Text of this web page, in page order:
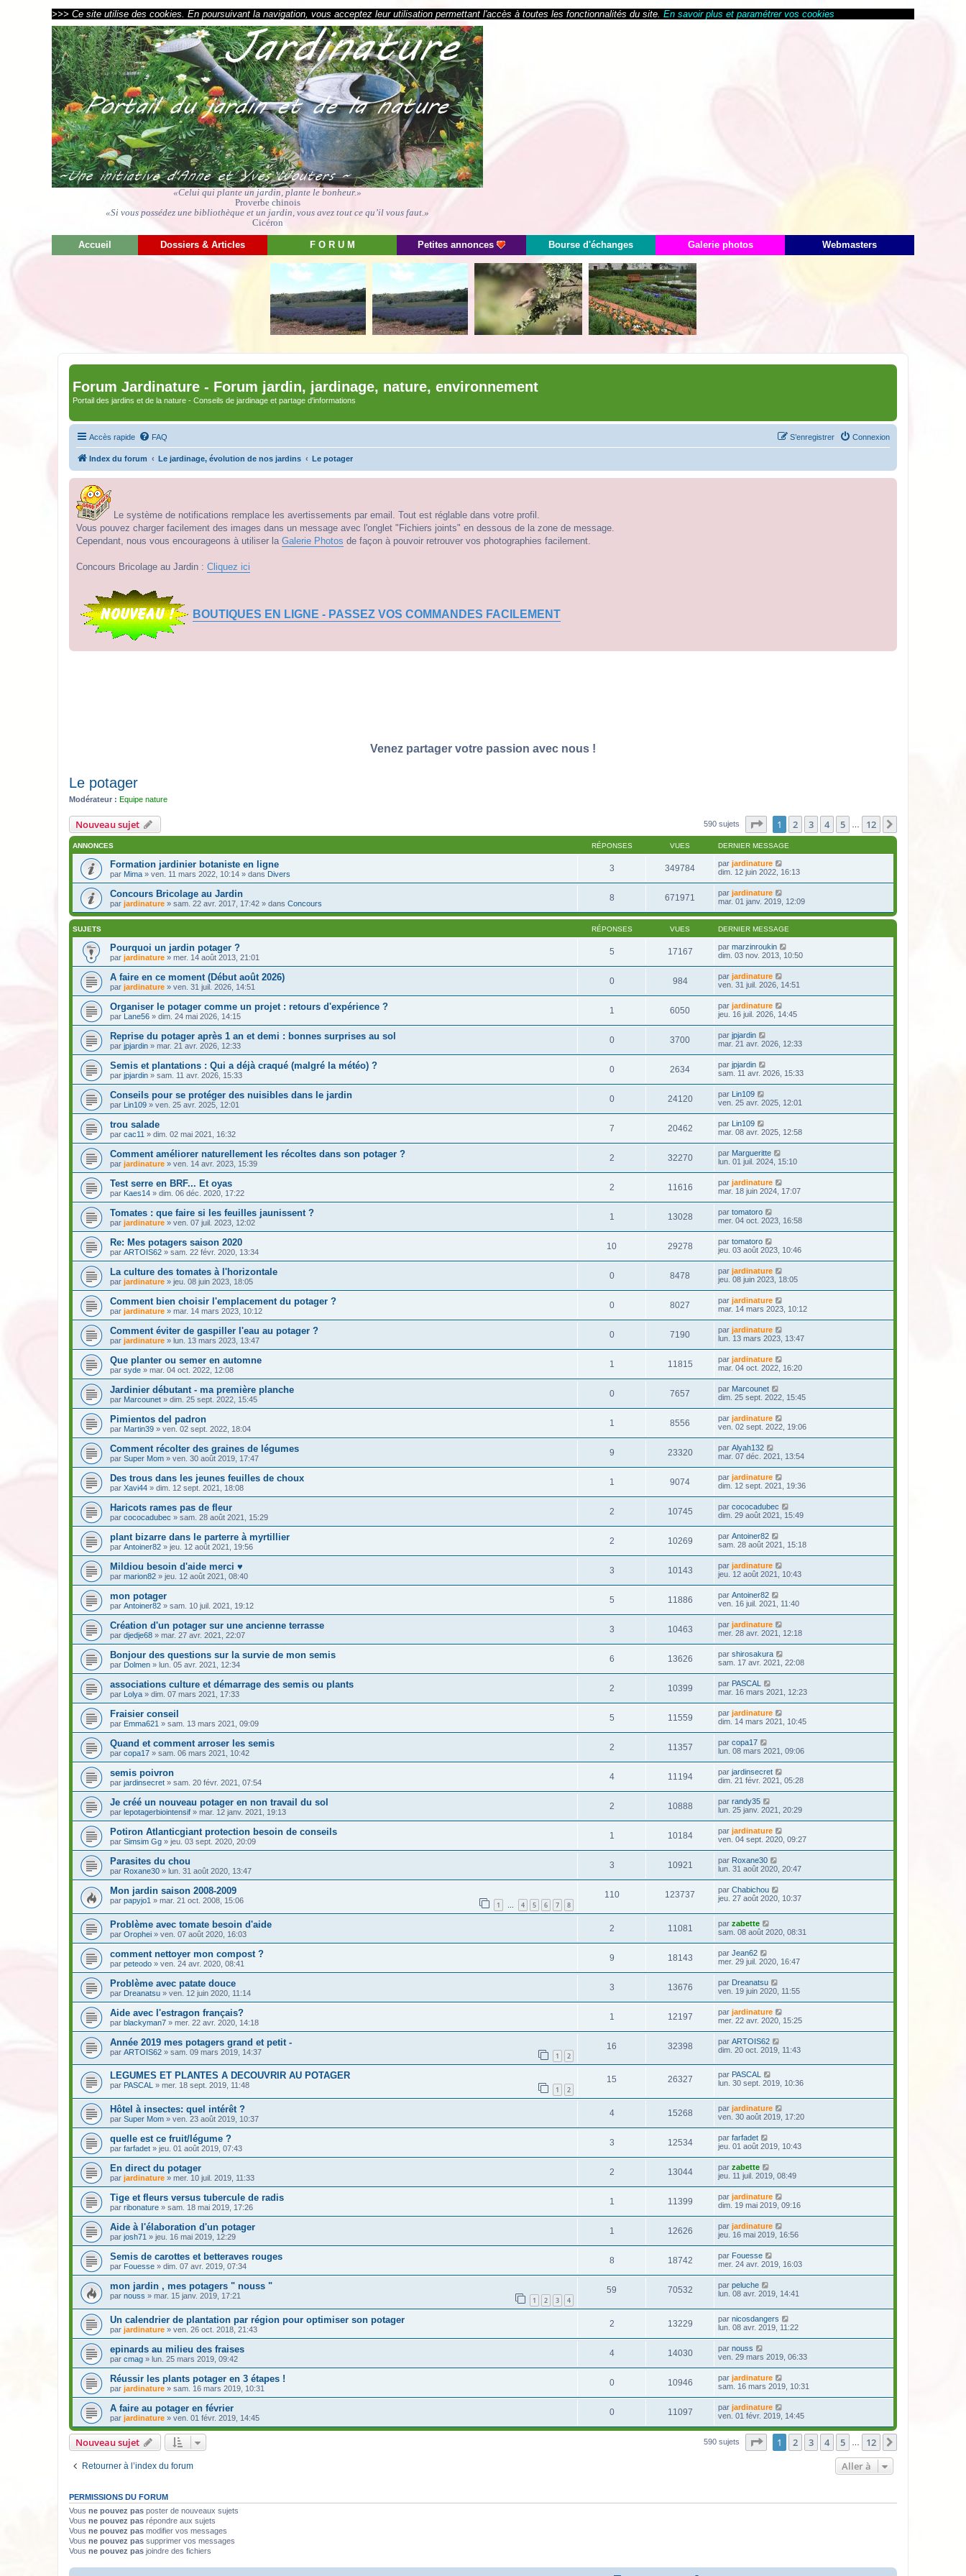
>>> Ce site utilise des cookies. En poursuivant la navigation, vous acceptez leur utilisation permettant l'accès à toutes les fonctionnalités du site. En savoir plus et paramétrer vos cookies
«Celui qui plante un jardin, plante le bonheur.»
Proverbe chinois
«Si vous possédez une bibliothèque et un jardin, vous avez tout ce qu’il vous faut.»
Cicéron
Accueil Dossiers & Articles F O R U M Petites annonces Bourse d'échanges Galerie photos Webmasters
Forum Jardinature - Forum jardin, jardinage, nature, environnement
Portail des jardins et de la nature - Conseils de jardinage et partage d'informations
Accès rapide FAQ Connexion
S’enregistrer
Index du forum Le jardinage, évolution de nos jardins Le potager
Le système de notifications remplace les avertissements par email. Tout est réglable dans votre profil.
Vous pouvez charger facilement des images dans un message avec l'onglet "Fichiers joints" en dessous de la zone de message.
Cependant, nous vous encourageons à utiliser la Galerie Photos de façon à pouvoir retrouver vos photographies facilement.
Concours Bricolage au Jardin : Cliquez ici
BOUTIQUES EN LIGNE - PASSEZ VOS COMMANDES FACILEMENT
Venez partager votre passion avec nous !
Le potager
Modérateur : Equipe nature
Nouveau sujet 590 sujets Page sur12
1 2 3 4 5 12
ANNONCES RÉPONSES VUES DERNIER MESSAGE
Formation jardinier botaniste en ligne
par Mima » ven. 11 mars 2022, 10:14 » dans Divers
3 349784 par jardinature
dim. 12 juin 2022, 16:13
Concours Bricolage au Jardin
par jardinature » sam. 22 avr. 2017, 17:42 » dans Concours
8 671971 par jardinature
mar. 01 janv. 2019, 12:09
SUJETS RÉPONSES VUES DERNIER MESSAGE
Pourquoi un jardin potager ?
par jardinature » mer. 14 août 2013, 21:01
5 17167 par marzinroukin
dim. 03 nov. 2013, 10:50
A faire en ce moment (Début août 2026)
par jardinature » ven. 31 juil. 2026, 14:51
0 984 par jardinature
ven. 31 juil. 2026, 14:51
Organiser le potager comme un projet : retours d'expérience ?
par Lane56 » dim. 24 mai 2026, 14:15
1 6050 par jardinature
jeu. 16 juil. 2026, 14:45
Reprise du potager après 1 an et demi : bonnes surprises au sol
par jpjardin » mar. 21 avr. 2026, 12:33
0 3700 par jpjardin
mar. 21 avr. 2026, 12:33
Semis et plantations : Qui a déjà craqué (malgré la météo) ?
par jpjardin » sam. 11 avr. 2026, 15:33
0 2634 par jpjardin
sam. 11 avr. 2026, 15:33
Conseils pour se protéger des nuisibles dans le jardin
par Lin109 » ven. 25 avr. 2025, 12:01
0 24120 par Lin109
ven. 25 avr. 2025, 12:01
trou salade
par cac11 » dim. 02 mai 2021, 16:32
7 20462 par Lin109
mar. 08 avr. 2025, 12:58
Comment améliorer naturellement les récoltes dans son potager ?
par jardinature » ven. 14 avr. 2023, 15:39
2 32270 par Margueritte
lun. 01 juil. 2024, 15:10
Test serre en BRF... Et oyas
par Kaes14 » dim. 06 déc. 2020, 17:22
2 11616 par jardinature
mar. 18 juin 2024, 17:07
Tomates : que faire si les feuilles jaunissent ?
par jardinature » ven. 07 juil. 2023, 12:02
1 13028 par tomatoro
mer. 04 oct. 2023, 16:58
Re: Mes potagers saison 2020
par ARTOIS62 » sam. 22 févr. 2020, 13:34
10 29278 par tomatoro
jeu. 03 août 2023, 10:46
La culture des tomates à l'horizontale
par jardinature » jeu. 08 juin 2023, 18:05
0 8478 par jardinature
jeu. 08 juin 2023, 18:05
Comment bien choisir l'emplacement du potager ?
par jardinature » mar. 14 mars 2023, 10:12
0 8027 par jardinature
mar. 14 mars 2023, 10:12
Comment éviter de gaspiller l'eau au potager ?
par jardinature » lun. 13 mars 2023, 13:47
0 7190 par jardinature
lun. 13 mars 2023, 13:47
Que planter ou semer en automne
par syde » mar. 04 oct. 2022, 12:08
1 11815 par jardinature
mar. 04 oct. 2022, 16:20
Jardinier débutant - ma première planche
par Marcounet » dim. 25 sept. 2022, 15:45
0 7657 par Marcounet
dim. 25 sept. 2022, 15:45
Pimientos del padron
par Martin39 » ven. 02 sept. 2022, 18:04
1 8556 par jardinature
ven. 02 sept. 2022, 19:06
Comment récolter des graines de légumes
par Super Mom » ven. 30 août 2019, 17:47
9 23320 par Alyah132
mar. 07 déc. 2021, 13:54
Des trous dans les jeunes feuilles de choux
par Xavi44 » dim. 12 sept. 2021, 18:08
1 9074 par jardinature
dim. 12 sept. 2021, 19:36
Haricots rames pas de fleur
par cococadubec » sam. 28 août 2021, 15:29
2 10745 par cococadubec
dim. 29 août 2021, 15:49
plant bizarre dans le parterre à myrtillier
par Antoiner82 » jeu. 12 août 2021, 19:56
2 10269 par Antoiner82
sam. 28 août 2021, 15:18
Mildiou besoin d'aide merci ♥
par marion82 » jeu. 12 août 2021, 08:40
3 10143 par jardinature
jeu. 12 août 2021, 10:43
mon potager
par Antoiner82 » sam. 10 juil. 2021, 19:12
5 11886 par Antoiner82
ven. 16 juil. 2021, 11:40
Création d'un potager sur une ancienne terrasse
par djedje68 » mar. 27 avr. 2021, 22:07
3 10463 par jardinature
mer. 28 avr. 2021, 12:18
Bonjour des questions sur la survie de mon semis
par Dolmen » lun. 05 avr. 2021, 12:34
6 13626 par shirosakura
sam. 17 avr. 2021, 22:08
associations culture et démarrage des semis ou plants
par Lolya » dim. 07 mars 2021, 17:33
2 10399 par PASCAL
mar. 16 mars 2021, 12:23
Fraisier conseil
par Emma621 » sam. 13 mars 2021, 09:09
5 11559 par jardinature
dim. 14 mars 2021, 10:45
Quand et comment arroser les semis
par copa17 » sam. 06 mars 2021, 10:42
2 11357 par copa17
lun. 08 mars 2021, 09:06
semis poivron
par jardinsecret » sam. 20 févr. 2021, 07:54
4 11194 par jardinsecret
dim. 21 févr. 2021, 05:28
Je créé un nouveau potager en non travail du sol
par lepotagerbiointensif » mar. 12 janv. 2021, 19:13
2 10888 par randy35
lun. 25 janv. 2021, 20:29
Potiron Atlanticgiant protection besoin de conseils
par Simsim Gg » jeu. 03 sept. 2020, 20:09
1 10184 par jardinature
ven. 04 sept. 2020, 09:27
Parasites du chou
par Roxane30 » lun. 31 août 2020, 13:47
3 10921 par Roxane30
lun. 31 août 2020, 20:47
Mon jardin saison 2008-2009
par papyjo1 » mar. 21 oct. 2008, 15:06 1 … 4 5 6 7 8
110 123737 par Chabichou
jeu. 27 août 2020, 10:37
Problème avec tomate besoin d'aide
par Orophei » ven. 07 août 2020, 16:03
2 11081 par zabette
sam. 08 août 2020, 08:31
comment nettoyer mon compost ?
par peteodo » ven. 24 avr. 2020, 08:41
9 18143 par Jean62
mer. 29 juil. 2020, 16:47
Problème avec patate douce
par Dreanatsu » ven. 12 juin 2020, 11:14
3 13676 par Dreanatsu
ven. 19 juin 2020, 11:55
Aide avec l'estragon français?
par blackyman7 » mer. 22 avr. 2020, 14:18
1 12197 par jardinature
mer. 22 avr. 2020, 15:25
Année 2019 mes potagers grand et petit -
par ARTOIS62 » sam. 09 mars 2019, 14:37 1 2
16 32398 par ARTOIS62
dim. 20 oct. 2019, 11:43
LEGUMES ET PLANTES A DECOUVRIR AU POTAGER
par PASCAL » mer. 18 sept. 2019, 11:48 1 2
15 26327 par PASCAL
lun. 30 sept. 2019, 10:36
Hôtel à insectes: quel intérêt ?
par Super Mom » ven. 23 août 2019, 10:37
4 15268 par jardinature
ven. 30 août 2019, 17:20
quelle est ce fruit/légume ?
par farfadet » jeu. 01 août 2019, 07:43
3 12534 par farfadet
jeu. 01 août 2019, 10:43
En direct du potager
par jardinature » mer. 10 juil. 2019, 11:33
2 13044 par zabette
jeu. 11 juil. 2019, 08:49
Tige et fleurs versus tubercule de radis
par ribonature » sam. 18 mai 2019, 17:26
1 11399 par jardinature
dim. 19 mai 2019, 09:16
Aide à l'élaboration d'un potager
par josh71 » jeu. 16 mai 2019, 12:29
1 12626 par jardinature
jeu. 16 mai 2019, 16:56
Semis de carottes et betteraves rouges
par Fouesse » dim. 07 avr. 2019, 07:34
8 18742 par Fouesse
mer. 24 avr. 2019, 16:03
mon jardin , mes potagers " nouss "
par nouss » mar. 15 janv. 2019, 17:21 1 2 3 4
59 70532 par peluche
lun. 08 avr. 2019, 14:41
Un calendrier de plantation par région pour optimiser son potager
par jardinature » ven. 26 oct. 2018, 21:43
2 13229 par nicosdangers
lun. 08 avr. 2019, 11:22
epinards au milieu des fraises
par cmag » lun. 25 mars 2019, 09:42
4 14030 par nouss
ven. 29 mars 2019, 06:33
Réussir les plants potager en 3 étapes !
par jardinature » sam. 16 mars 2019, 10:31
0 10946 par jardinature
sam. 16 mars 2019, 10:31
A faire au potager en février
par jardinature » ven. 01 févr. 2019, 14:45
0 11097 par jardinature
ven. 01 févr. 2019, 14:45
Nouveau sujet 590 sujets Page sur12
1 2 3 4 5 12
Retourner à l’index du forum Aller à
PERMISSIONS DU FORUM
Vous ne pouvez pas poster de nouveaux sujets
Vous ne pouvez pas répondre aux sujets
Vous ne pouvez pas modifier vos messages
Vous ne pouvez pas supprimer vos messages
Vous ne pouvez pas joindre des fichiers